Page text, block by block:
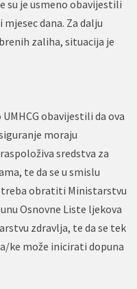
su je usmeno obavijestili
dana. Za dalju
zaliha, situacija je
obavijestili da ova
moraju
sredstva za
te da se u smislu
treba obratiti Ministarstvu
Osnovne Liste ljekova
zdravlja, te da se tek
ke može inicirati dopuna